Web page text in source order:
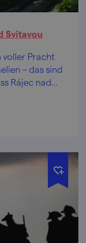
Svitavou
voller Pracht
– das sind
Rájec nad